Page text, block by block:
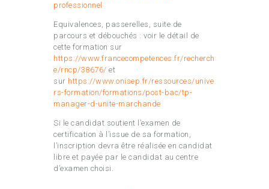
professionnel
Equivalences, passerelles, suite de
parcours et débouchés : voir le détail de
cette formation sur
https://www.francecompetences.fr/recherch
e/rncp/38676/ et
sur https://www.onisep.fr/ressources/unive
rs-formation/formations/post-bac/tp-
manager-d-unite-marchande
Si le candidat soutient l’examen de
certification à l’issue de sa formation,
l’inscription devra être réalisée en candidat
libre et payée par le candidat au centre
d’examen choisi.